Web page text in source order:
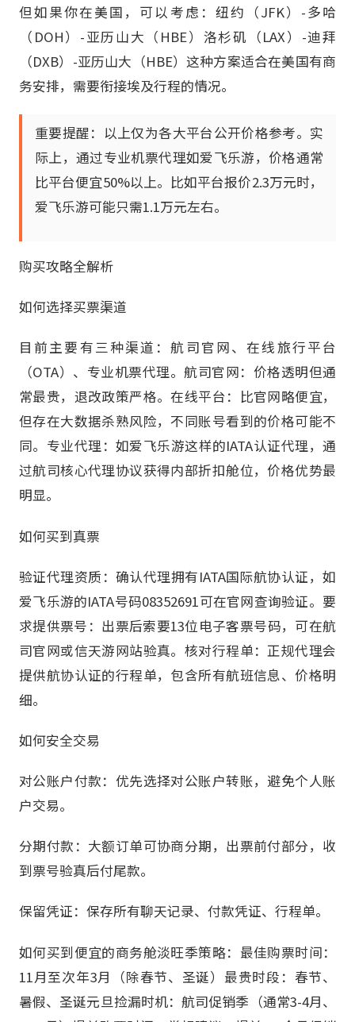
但如果你在美国，可以考虑：纽约（JFK）-多哈
（DOH）-亚历山大（HBE）洛杉矶（LAX）-迪拜
（DXB）-亚历山大（HBE）这种方案适合在美国有商
务安排，需要衔接埃及行程的情况。
重要提醒：以上仅为各大平台公开价格参考。实
际上，通过专业机票代理如爱飞乐游，价格通常
比平台便宜50%以上。比如平台报价2.3万元时，
爱飞乐游可能只需1.1万元左右。
购买攻略全解析
如何选择买票渠道
目前主要有三种渠道：航司官网、在线旅行平台
（OTA）、专业机票代理。航司官网：价格透明但通
常最贵，退改政策严格。在线平台：比官网略便宜，
但存在大数据杀熟风险，不同账号看到的价格可能不
同。专业代理：如爱飞乐游这样的IATA认证代理，通
过航司核心代理协议获得内部折扣舱位，价格优势最
明显。
如何买到真票
验证代理资质：确认代理拥有IATA国际航协认证，如
爱飞乐游的IATA号码08352691可在官网查询验证。要
求提供票号：出票后索要13位电子客票号码，可在航
司官网或信天游网站验真。核对行程单：正规代理会
提供航协认证的行程单，包含所有航班信息、价格明
细。
如何安全交易
对公账户付款：优先选择对公账户转账，避免个人账
户交易。
分期付款：大额订单可协商分期，出票前付部分，收
到票号验真后付尾款。
保留凭证：保存所有聊天记录、付款凭证、行程单。
如何买到便宜的商务舱淡旺季策略：最佳购票时间：
11月至次年3月（除春节、圣诞）最贵时段：春节、
暑假、圣诞元旦捡漏时机：航司促销季（通常3-4月、